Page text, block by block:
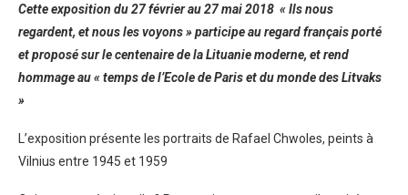
Cette exposition du 27 février au 27 mai 2018 « Ils nous
regardent, et nous les voyons » participe au regard français porté
et proposé sur le centenaire de la Lituanie moderne, et rend
hommage au « temps de l’Ecole de Paris et du monde des Litvaks
»
L’exposition présente les portraits de Rafael Chwoles, peints à
Vilnius entre 1945 et 1959